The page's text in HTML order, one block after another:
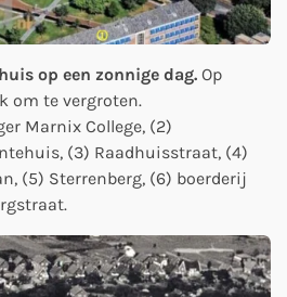
op een zonnige dag. Op
om te vergroten.
Marnix College, (2)
(3) Raadhuisstraat, (4)
(5) Sterrenberg, (6) boerderij